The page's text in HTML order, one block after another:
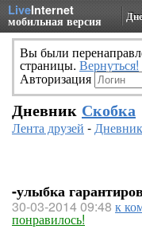
LiveInternet
мобильная версия
Вы были
страницы. Вернуться!
Авторизация
Дневник Скобка
Лента друзей -Дневник
-улыбка
30-03-2014 09:48 к
понравилось!